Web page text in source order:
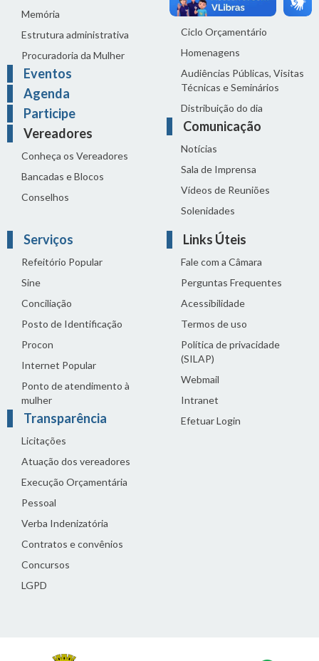
Memória
Estrutura administrativa
Procuradoria da Mulher
Eventos
Agenda
Participe
Vereadores
Conheça os Vereadores
Bancadas e Blocos
Conselhos
Comissões
Ciclo Orçamentário
Homenagens
Audiências Públicas, Visitas
Técnicas e Seminários
Distribuição do dia
Comunicação
Notícias
Sala de Imprensa
Vídeos de Reuniões
Solenidades
Serviços
Refeitório Popular
Sine
Conciliação
Posto de Identificação
Procon
Internet Popular
Ponto de atendimento à
mulher
Transparência
Licitações
Atuação dos vereadores
Execução Orçamentária
Pessoal
Verba Indenizatória
Contratos e convênios
Concursos
LGPD
Links Úteis
Fale com a Câmara
Perguntas Frequentes
Acessibilidade
Termos de uso
Política de privacidade
(SILAP)
Webmail
Intranet
Efetuar Login